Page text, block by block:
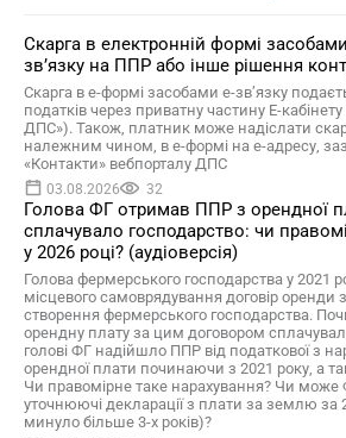
Скарга в електронній формі
зв’язку на ППР або інше рішення
Скарга в е-формі засобами е-зв’язку
податків через приватну частину Е-
ДПС»). Також, платник може надіслати
належним чином, в е-формі на е-адресу,
«Контакти» вебпорталу ДПС
03.08.2026 32
Голова ФГ отримав ППР з орендної
сплачувало господарство: чи
у 2026 році? (аудіоверсія)
Голова фермерського господарства у 2021
місцевого самоврядування договір оренди
створення фермерського господарства.
орендну плату за цим договором
голові ФГ надійшло ППР від податкової з
орендної плати починаючи з 2021 року, а
Чи правомірне таке нарахування? Чи може
уточнюючі декларації з плати за землю за
минуло більше 3-х років)?